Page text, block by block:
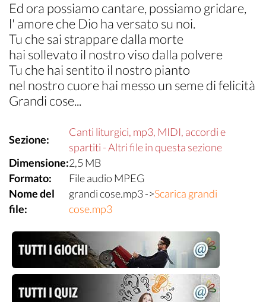
Ed ora possiamo cantare, possiamo gridare,
l' amore che Dio ha versato su noi.
Tu che sai strappare dalla morte
hai sollevato il nostro viso dalla polvere
Tu che hai sentito il nostro pianto
nel nostro cuore hai messo un seme di felicità
Grandi cose...
Sezione:
Canti liturgici, mp3, MIDI, accordi e
spartiti - Altri file in questa sezione
Dimensione:2,5 MB
Formato:
File audio MPEG
Nome del
file:
grandi cose.mp3 ->Scarica grandi
cose.mp3